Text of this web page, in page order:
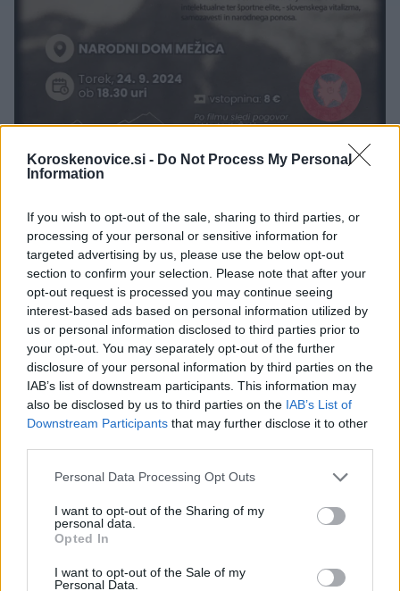
Koroskenovice.si - Do Not Process My Personal
Information
If you wish to opt-out of the sale, sharing to third parties, or
processing of your personal or sensitive information for
targeted advertising by us, please use the below opt-out
section to confirm your selection. Please note that after your
opt-out request is processed you may continue seeing
interest-based ads based on personal information utilized by
us or personal information disclosed to third parties prior to
your opt-out. You may separately opt-out of the further
disclosure of your personal information by third parties on the
IAB’s list of downstream participants. This information may
also be disclosed by us to third parties on the IAB’s List of
Downstream Participants that may further disclose it to other
Please note that this website/app uses one or more Google
not limited to your visit or usage behaviour. You may click to
grant or deny consent to Google and its third-party tags to
use your data for below specified purposes in below Google
consent section.
Personal Data Processing Opt Outs
I want to opt-out of the Sharing of my
personal data.
Opted In
I want to opt-out of the Sale of my
Personal Data.
Vir: Planinsko društvo Mežica
Opozorilo:Po 297. členu Kazenskega zakonika je
posameznik kazensko odgovoren za javno spodbujanje
sovraštva, nasilja ali nestrpnosti. Komentarji z žaljivimi,
Failed to fetch